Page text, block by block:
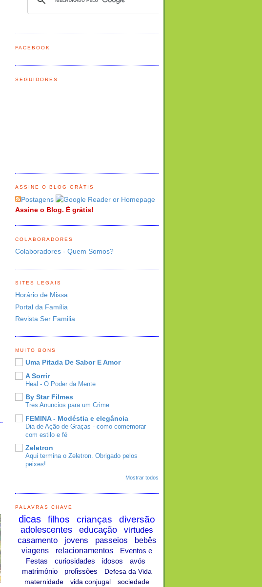
FACEBOOK
SEGUIDORES
ASSINE O BLOG GRÁTIS
Postagens
Assine o Blog. É grátis!
COLABORADORES
Colaboradores - Quem Somos?
SITES LEGAIS
Horário de Missa
Portal da Família
Revista Ser Familia
MUITO BONS
Uma Pitada De Sabor E Amor
A Sorrir
Heal - O Poder da Mente
By Star Filmes
Tres Anuncios para um Crime
FEMINA - Modéstia e elegância
Dia de Ação de Graças - como comemorar
com estilo e fé
Zeletron
Aqui termina o Zeletron. Obrigado pelos
peixes!
Mostrar todos
PALAVRAS CHAVE
dicas filhos crianças diversão
adolescentes educação
virtudes
casamento
jovens passeios
bebês
viagens
relacionamentos
Eventos e
Festas
curiosidades idosos
avós
matrimônio
profissões
Defesa da Vida
maternidade
vida conjugal sociedade